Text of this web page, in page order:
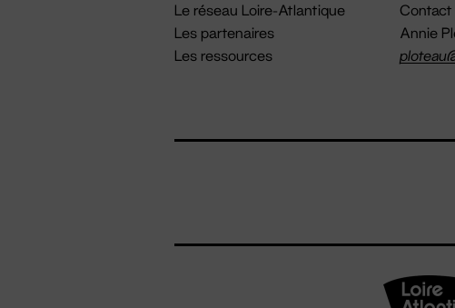
Le réseau Loire-Atlantique
Les partenaires
Les ressources
Contact
Annie